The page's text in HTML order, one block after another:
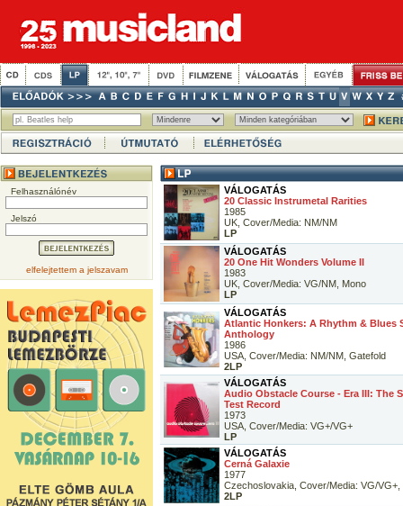
Felhasználónév
Jelszó
elfelejtettem a jelszavam
VÁLOGATÁS
20 Classic Instrumetal Rarities
1985
UK, Cover/Media: NM/NM
LP
VÁLOGATÁS
20 One Hit Wonders Volume II
1983
UK, Cover/Media: VG/NM, Mono
LP
VÁLOGATÁS
Atlantic Honkers: A Rhythm & Blues
Anthology
1986
USA, Cover/Media: NM/NM, Gatefold
2LP
VÁLOGATÁS
Audio Obstacle Course - Era III: The
Test Record
1973
USA, Cover/Media: VG+/VG+
LP
VÁLOGATÁS
Cerná Galaxie
1977
Czechoslovakia, Cover/Media: VG/VG+,
2LP